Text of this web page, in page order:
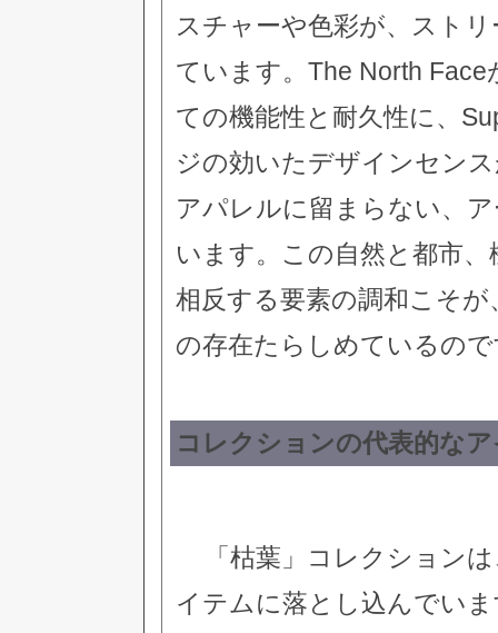
スチャーや色彩が、スト
ています。The North
ての機能性と耐久性に、
ジの効いたデザインセン
アパレルに留まらない、
います。この自然と都市
相反する要素の調和こそ
の存在たらしめているの
コレクションの代表的な
「枯葉」コレクション
イテムに落とし込んでい